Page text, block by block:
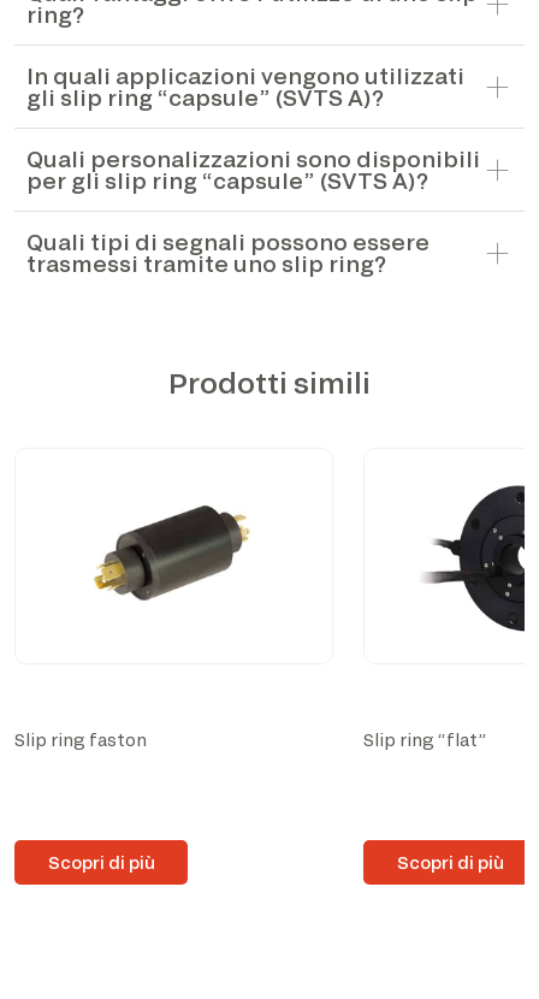
ring?
In quali applicazioni vengono utilizzati
gli slip ring “capsule” (SVTS A)?
Quali personalizzazioni sono disponibili
per gli slip ring “capsule” (SVTS A)?
Quali tipi di segnali possono essere
trasmessi tramite uno slip ring?
Prodotti simili
Slip ring faston
Scopri di più
Slip ring “flat”
Scopri di più